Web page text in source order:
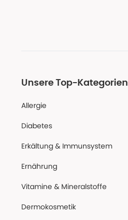
Unsere Top-Kategorien
Allergie
Diabetes
Erkältung & Immunsystem
Ernährung
Vitamine & Mineralstoffe
Dermokosmetik